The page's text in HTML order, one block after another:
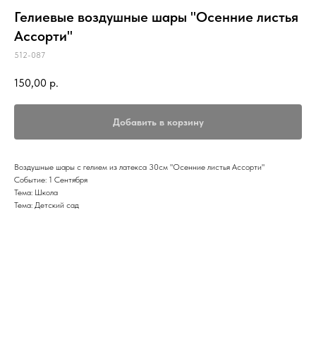
Гелиевые воздушные шары "Осенние листья
Ассорти"
512-087
150,00 р.
Добавить в корзину
Воздушные шары с гелием из латекса 30см "Осенние листья Ассорти"
Событие: 1 Сентября
Тема: Школа
Тема: Детский сад